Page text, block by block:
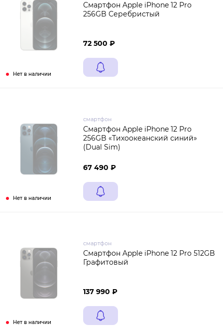
Нет в наличии
Смартфон Apple iPhone 12 Pro
256GB Серебристый
72 500 ₽
Нет в наличии
смартфон
Смартфон Apple iPhone 12 Pro
256GB «Тихоокеанский синий»
(Dual Sim)
67 490 ₽
Нет в наличии
смартфон
Смартфон Apple iPhone 12 Pro 512GB
Графитовый
137 990 ₽